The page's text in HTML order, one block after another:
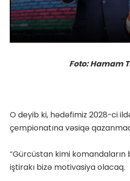
Foto: Hamam
O deyib ki, hədəfimiz 2028-ci
çempionatına vəsiqə
“Gürcüstan kimi
iştirakı bizə motivasiya olacaq.